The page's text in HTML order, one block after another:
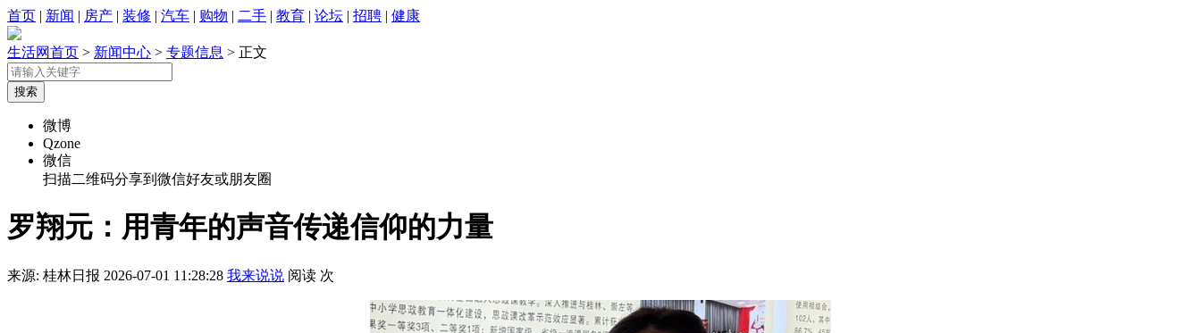
首页 | 新闻 | 房产 | 装修 | 汽车 | 购物 | 二手 | 教育 | 论坛 | 招聘 | 健康
生活网首页 > 新闻中心 > 专题信息 > 正文
微博
Qzone
微信
扫描二维码分享到微信好友或朋友圈
罗翔元：用青年的声音传递信仰的力量
来源: 桂林日报 2026-07-01 11:28:28 我来说说 阅读 次